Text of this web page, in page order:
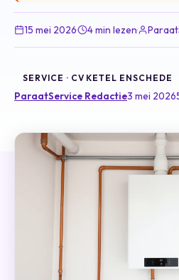
15 mei 2026· 4 min lezen·
SERVICE · CV KETEL ENSCHEDE
ParaatService Redactie3 mei 2026